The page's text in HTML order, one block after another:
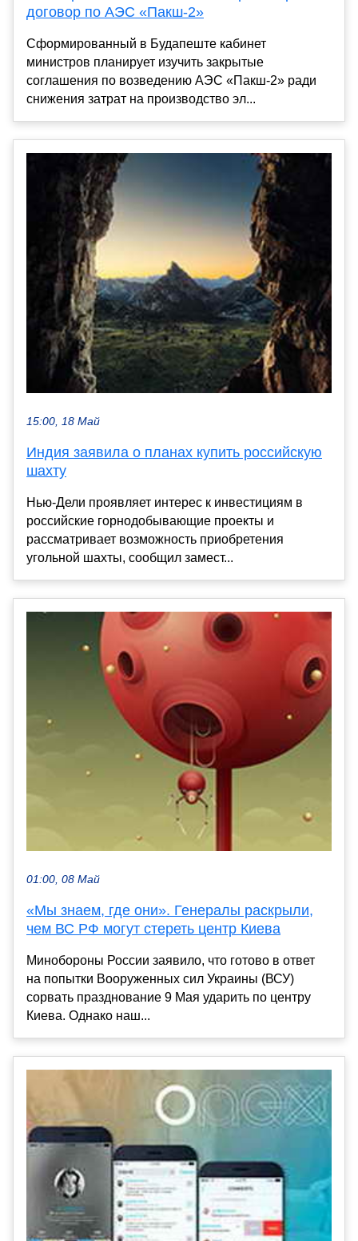
договор по АЭС «Пакш-2»
Сформированный в Будапеште кабинет
министров планирует изучить закрытые
соглашения по возведению АЭС «Пакш-2» ради
снижения затрат на производство эл...
15:00, 18 Май
Индия заявила о планах купить российскую
шахту
Нью-Дели проявляет интерес к инвестициям в
российские горнодобывающие проекты и
рассматривает возможность приобретения
угольной шахты, сообщил замест...
01:00, 08 Май
«Мы знаем, где они». Генералы раскрыли,
чем ВС РФ могут стереть центр Киева
Минобороны России заявило, что готово в ответ
на попытки Вооруженных сил Украины (ВСУ)
сорвать празднование 9 Мая ударить по центру
Киева. Однако наш...